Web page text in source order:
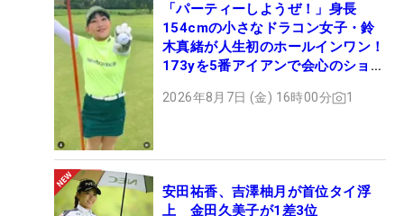
「パーティーしようぜ！」身長
154cmの小さなドラコン女子・鈴
木真緒が人生初のホールインワン！
173yを5番アイアンで会心のショッ
2026年8月7日 (金) 16時00分 1
安田祐香、吉澤柚月が首位タイ浮
上 金田久美子が1差3位